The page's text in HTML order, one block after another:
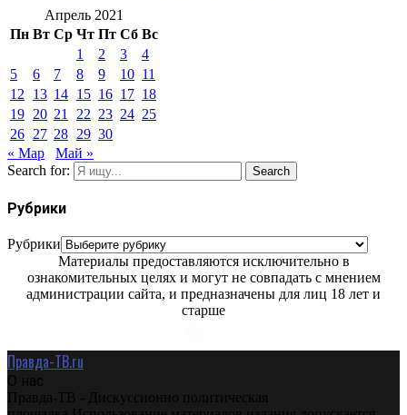
Апрель 2021
Пн Вт Ср Чт Пт Сб Вс
1
2 3
4
5
6 7 8 9 10 11
12
13 14 15 16 17 18
19 20 21 22 23 24 25
26 27 28 29 30
« Мар
Май »
Search for:
Search
Рубрики
Рубрики
Материалы предоставляются исключительно в
ознакомительных целях и могут не совпадать с мнением
администрации сайта, и предназначены для лиц 18 лет и
старше
Правда-ТВ.ru
О нас
Правда-ТВ - Дискуссионно политическая